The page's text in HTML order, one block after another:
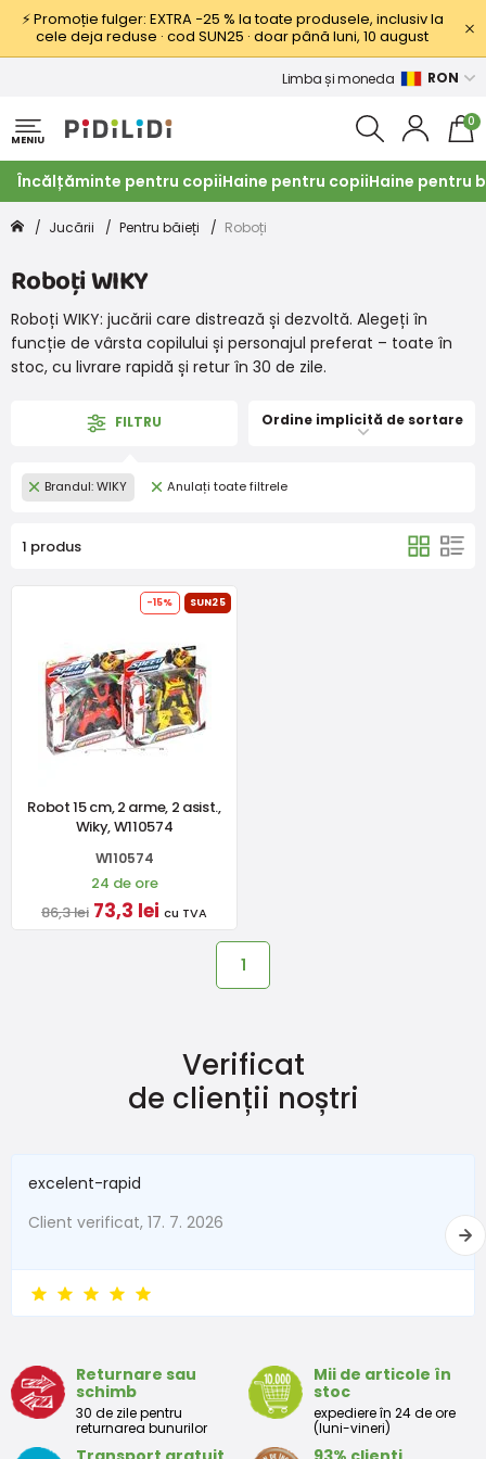
⚡ Promoție fulger: EXTRA −25 % la toate produsele, inclusiv la
cele deja reduse · cod SUN25 · doar până luni, 10 august
Limba și moneda RON
MENIU
0
Încălțăminte pentru copiiHaine pentru copiiHaine pentru
Jucării Pentru băieți Roboți
Roboți WIKY
Roboți WIKY: jucării care distrează și dezvoltă. Alegeți în
funcție de vârsta copilului și personajul preferat – toate în
stoc, cu livrare rapidă și retur în 30 de zile.
FILTRU Ordine implicită de sortare
Brandul: WIKY Anulați toate filtrele
1 produs
-15% SUN25
Robot 15 cm, 2 arme, 2 asist.,
Wiky, W110574
W110574
24 de ore
86,3 lei 73,3 lei cu TVA
1
Verificat
de clienții noștri
excelent-rapid
Client verificat, 17. 7. 2026
Returnare sau
schimb
30 de zile pentru
returnarea bunurilor
Mii de articole în
stoc
expediere în 24 de ore
(luni-vineri)